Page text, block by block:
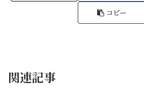
コピー
関連記事